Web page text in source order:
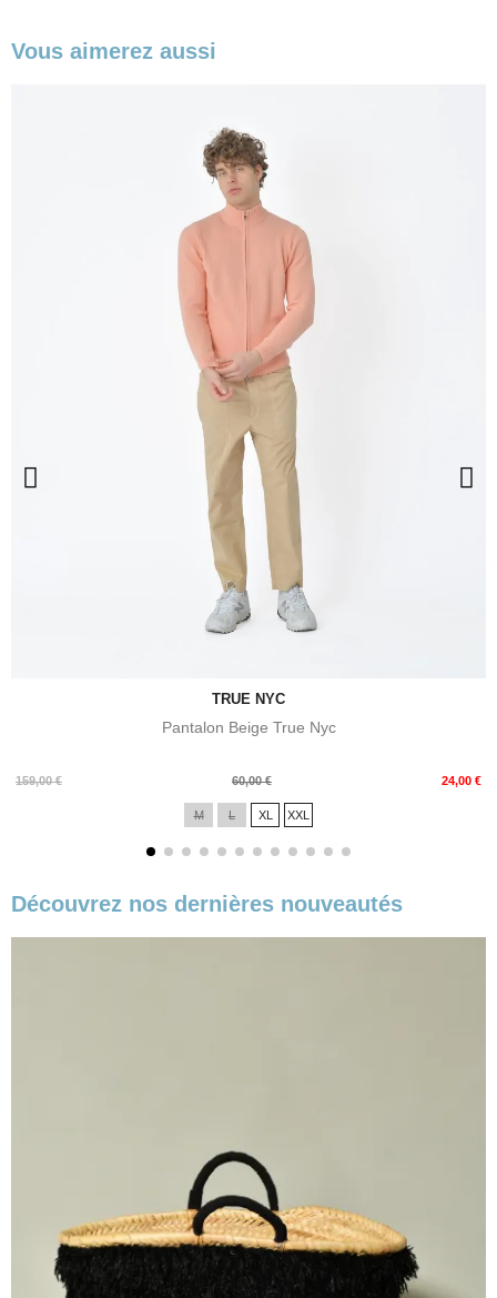
Vous aimerez aussi
TRUE NYC
Pantalon Beige True Nyc
159,00 €
Prix
60,00 € 24,00 €
Prix
M L XL XXL
Découvrez nos dernières nouveautés